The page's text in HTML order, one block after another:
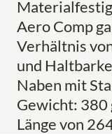
Aero Comp
Verhältnis
und
Naben mit
Gewicht: 380
Länge von